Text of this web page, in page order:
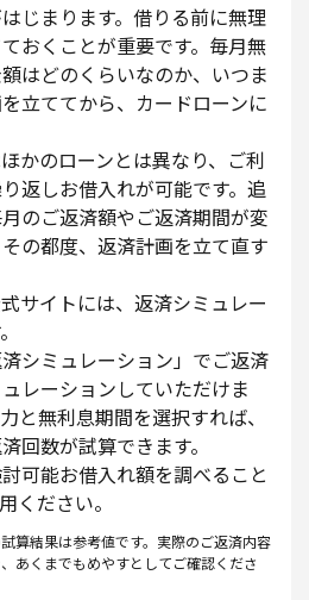
じまります。借りる前に無理
おくことが重要です。毎月無
はどのくらいなのか、いつま
立ててから、カードローンに
かのローンとは異なり、ご利
返しお借入れが可能です。追
のご返済額やご返済期間が変
の都度、返済計画を立て直す
サイトには、返済シミュレー
シミュレーション」でご返済
レーションしていただけま
と無利息期間を選択すれば、
回数が試算できます。
可能お借入れ額を調べること
ください。
算結果は参考値です。実際のご返済内容
あくまでもめやすとしてご確認くださ